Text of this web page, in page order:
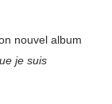
nouvel album
je suis